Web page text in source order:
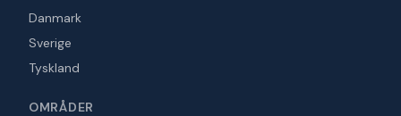
Danmark
Sverige
Tyskland
OMRÅDER